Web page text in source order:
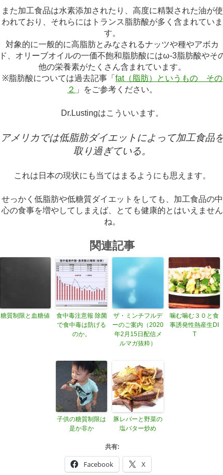
また加工食品は水素添加されたり、高度に精製された油が使
われており、それらにはトランス脂肪酸が多く含まれていま
す。
対象的に一般的に高脂肪とみなされるナッツや種やアボカ
ド、オリーブオイルの一価不飽和脂肪酸にはω-3脂肪酸やそ
他の栄養素がたくさん含まれています。
※脂肪酸については過去記事「fat（脂肪）というもの その
２ 」をご参考ください。
Dr.Lustingはこういいます。
アメリカでは低脂肪ダイエットによって加工食品
取り過ぎている。
これは日本の現状にも当てはまるようにも思えます。
せっかく低脂肪や低糖質ダイエットをしても、加工食品の中
心の食事を増やしてしまえば、とても健康的とはいえません
ね。
関連記事
糖質制限と血糖値
食中毒注意報 除菌
で食中毒は防げる
のか。
ザ・ミンチフルデ
ーのご案内（2020
年2月15日配信メ
ルマガ抜粋）
噛む噛む３０と食
事誘発性熱産生DI
T
子供の糖質制限は
是か非か
豚レバーと野菜の
塩バター炒め
共有:
Facebook X